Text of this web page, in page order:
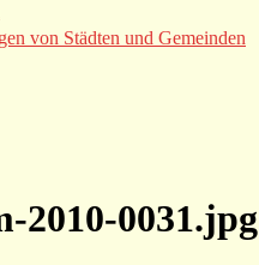
von Städten und Gemeinden
2010-0031.jpg